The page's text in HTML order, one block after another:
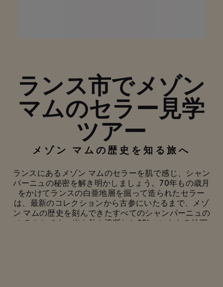
ランス市でメゾン
マムのセラー見学
ツアー
メゾン マムの歴史を知る旅へ
ランスにあるメゾン マムのセラーを肌で感じ、シャン
パーニュの秘密を解き明かしましょう。70年もの歳月
をかけてランスの白亜地層を掘って造られたセラー
は、最新のコレクションから古参にいたるまで、メゾ
ン マムの歴史を刻んできたすべてのシャンパーニュの
ふるさとです。光や熱を遮断した25kmにわたる地下